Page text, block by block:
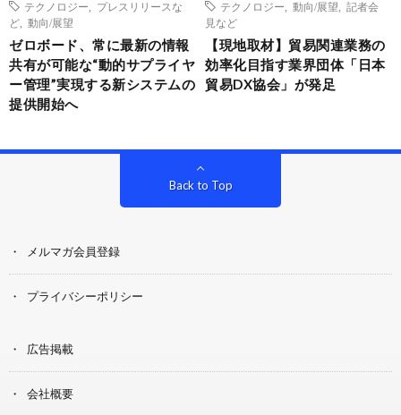
テクノロジー
プレスリリースな
ど
動向/展望
ゼロボード、常に最新の情報
共有が可能な“動的サプライヤ
ー管理”実現する新システムの
提供開始へ
テクノロジー
動向/展望
記者会
見など
【現地取材】貿易関連業務の
効率化目指す業界団体「日本
貿易DX協会」が発足
Back to Top
メルマガ会員登録
プライバシーポリシー
広告掲載
会社概要